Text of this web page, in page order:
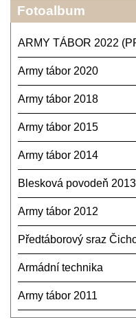
Fotoalbum
ARMY TÁBOR 2022
Army tábor 2020
Army tábor 2018
Army tábor 2015
Army tábor 2014
Blesková povodeň 2013
Army tábor 2012
Předtáborový sraz
Armádní technika
Army tábor 2011